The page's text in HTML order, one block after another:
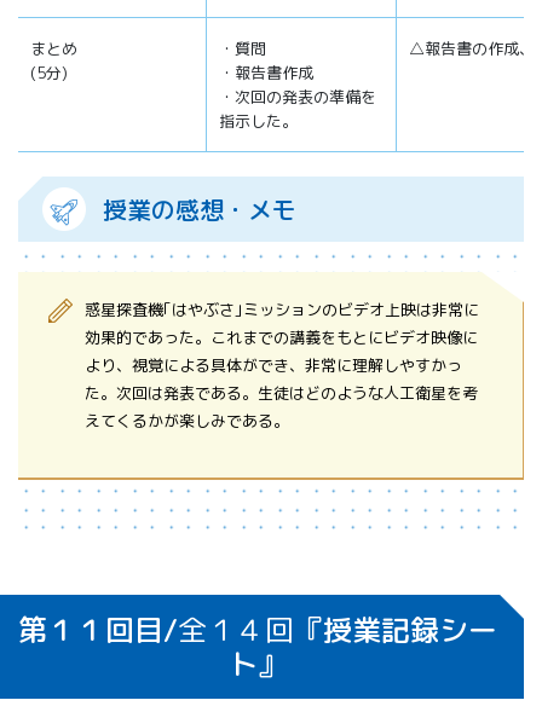
まとめ
(5分)
・質問
・報告書作成
・次回の発表の準備を
指示した。
△報告書の作成、
授業の感想・メモ
惑星探査機｢はやぶさ｣ミッションのビデオ上映は非常に
効果的であった。これまでの講義をもとにビデオ映像に
より、視覚による具体ができ、非常に理解しやすかっ
た。次回は発表である。生徒はどのような人工衛星を考
えてくるかが楽しみである。
第１１回目/全１４回 『授業記録シー
ト』